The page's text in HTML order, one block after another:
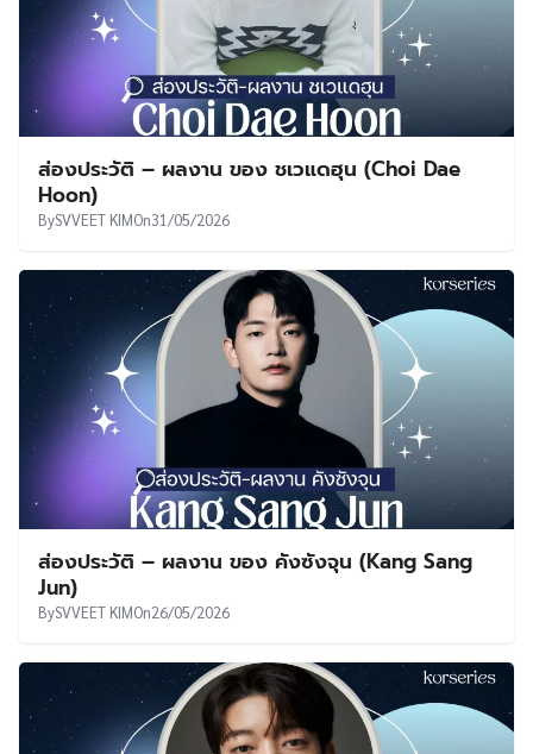
ส่องประวัติ – ผลงาน ของ ชเวแดฮุน (Choi Dae
Hoon)
BySVVEET KIMOn31/05/2026
ส่องประวัติ – ผลงาน ของ คังซังจุน (Kang Sang
Jun)
BySVVEET KIMOn26/05/2026